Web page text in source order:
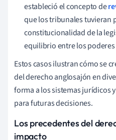
estableció el concepto de
que los tribunales tuvieran
constitucionalidad de la
equilibrio entre los poderes
Estos casos ilustran cómo se
del derecho anglosajón en
forma a los sistemas jurídicos
para futuras decisiones.
Los precedentes del
impacto